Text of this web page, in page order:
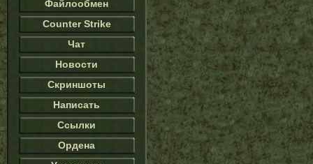
Файлообмен
Counter Strike
Чат
Новости
Скриншоты
Написать
Ссылки
Ордена